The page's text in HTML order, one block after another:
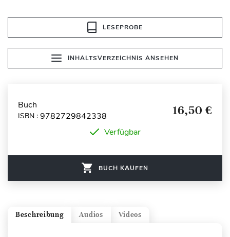
LESEPROBE
INHALTSVERZEICHNIS ANSEHEN
Buch
ISBN : 9782729842338 16,50 €
Verfügbar
BUCH KAUFEN
Videos
Audios
Beschreibung